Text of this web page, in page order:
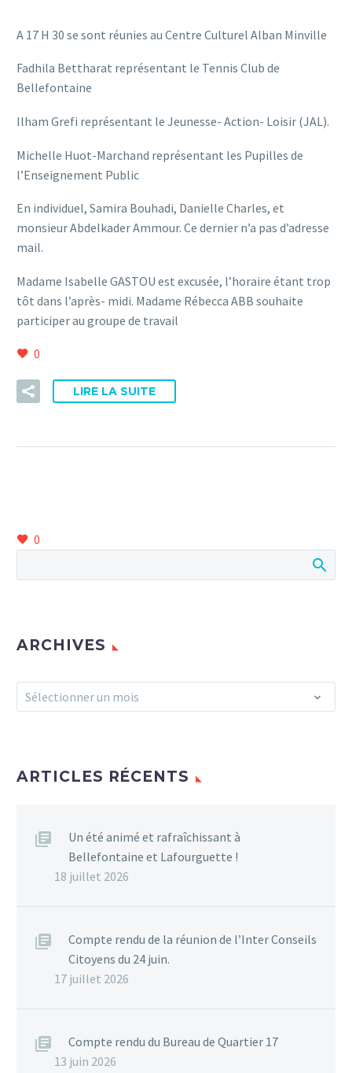
A 17 H 30 se sont réunies au Centre Culturel Alban Minville
Fadhila Bettharat représentant le Tennis Club de
Bellefontaine
Ilham Grefi représentant le Jeunesse- Action- Loisir (JAL).
Michelle Huot-Marchand représentant les Pupilles de
l’Enseignement Public
En individuel, Samira Bouhadi, Danielle Charles, et
monsieur Abdelkader Ammour. Ce dernier n’a pas d’adresse
mail.
Madame Isabelle GASTOU est excusée, l’horaire étant trop
tôt dans l’après- midi. Madame Rébecca ABB souhaite
participer au groupe de travail
0
LIRE LA SUITE
0
ARCHIVES
Archives
Sélectionner un mois
ARTICLES RÉCENTS
Un été animé et rafraîchissant à
Bellefontaine et Lafourguette !
18 juillet 2026
Compte rendu de la réunion de l’Inter Conseils
Citoyens du 24 juin.
17 juillet 2026
Compte rendu du Bureau de Quartier 17
13 juin 2026